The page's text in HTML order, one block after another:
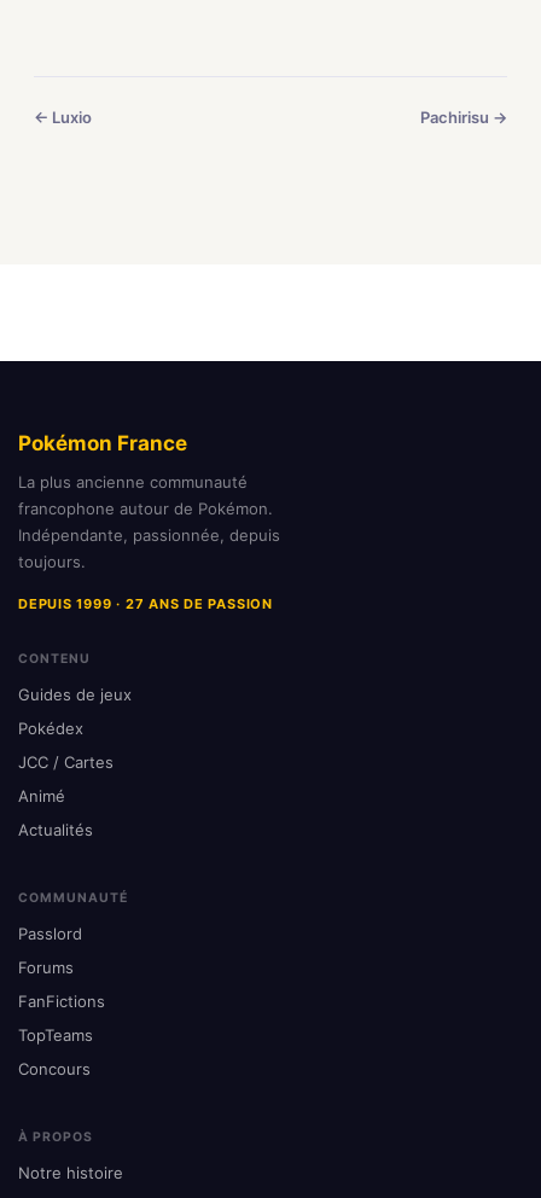
← Luxio Pachirisu →
Pokémon France
La plus ancienne communauté
francophone autour de Pokémon.
Indépendante, passionnée, depuis
toujours.
DEPUIS 1999 · 27 ANS DE PASSION
CONTENU
Guides de jeux
Pokédex
JCC / Cartes
Animé
Actualités
COMMUNAUTÉ
Passlord
Forums
FanFictions
TopTeams
Concours
À PROPOS
Notre histoire